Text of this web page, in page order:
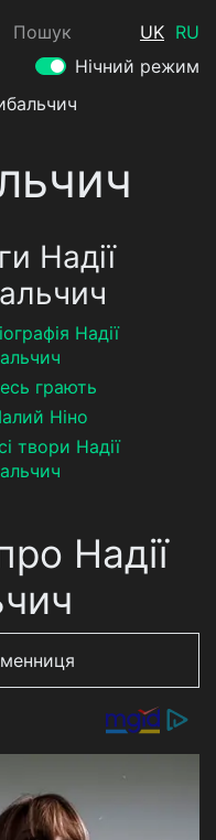
Пошук UK RU
Нічний режим
Надії
Надії
грають
Ніно
твори Надії
Надії